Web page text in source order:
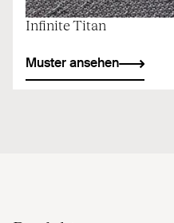
Infinite Titan
Muster ansehen